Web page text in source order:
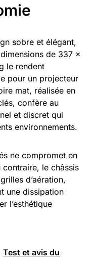
sobre et élégant,
de 337 x
le rendent
pour un projecteur
mat, réalisée en
confère au
et discret qui
environnements.
ne compromet en
le châssis
d’aération,
une dissipation
l’esthétique
Test et avis du